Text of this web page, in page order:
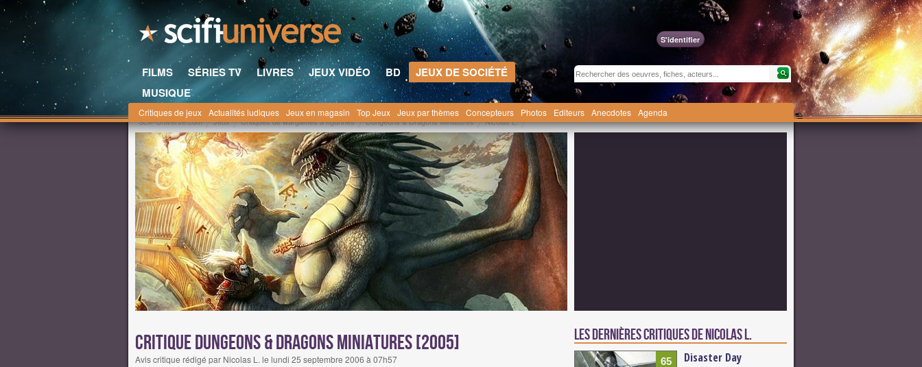
S'identifier
FILMS SÉRIES TV LIVRES JEUX VIDÉO BD
JEUX DE SOCIÉTÉ
MUSIQUE
Critiques de jeux Actualités ludiques Jeux en magasin Top Jeux Jeux par thèmes Concepteurs Photos Editeurs Anecdotes Agenda
Scifi-Universe.com Jeux Critiques de wargames à figurines Dungeons & Dragons Miniatures Nicolas L.
Critique Dungeons & Dragons Miniatures [2005]
Avis critique rédigé par Nicolas L. le lundi 25 septembre 2006 à 07h57
Les dernières critiques de Nicolas L.
65 Disaster Day